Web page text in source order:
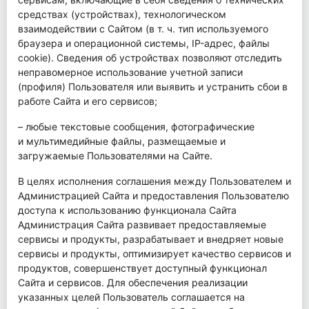
средствах (устройствах), технологическом
взаимодействии с Сайтом (в т. ч. тип используемого
браузера и операционной системы, IP-адрес, файлы
cookie). Сведения об устройствах позволяют отследить
неправомерное использование учетной записи
(профиля) Пользователя или выявить и устранить сбои в
работе Сайта и его сервисов;
– любые текстовые сообщения, фотографические
и мультимедийные файлы, размещаемые и
загружаемые Пользователями на Сайте.
В целях исполнения соглашения между Пользователем и
Администрацией Сайта и предоставления Пользователю
доступа к использованию функционала Сайта
Администрация Сайта развивает предоставляемые
сервисы и продукты, разрабатывает и внедряет новые
сервисы и продукты, оптимизирует качество сервисов и
продуктов, совершенствует доступный функционал
Сайта и сервисов. Для обеспечения реализации
указанных целей Пользователь соглашается на